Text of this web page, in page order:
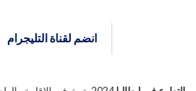
انضم لقناة التليجرام